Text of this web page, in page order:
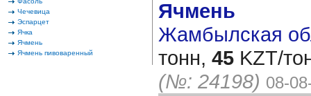
Чечевица
Эспарцет
Ячка
Ячмень
Ячмень пивоваренный
Ячмень
Жамбылская
тонн, 45 KZT/
(№: 24198) 08-